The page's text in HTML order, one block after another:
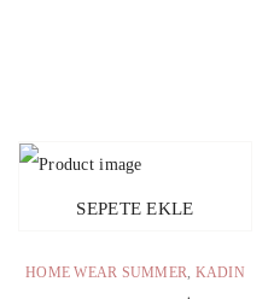
SEPETE EKLE
HOME WEAR SUMMER, KADIN